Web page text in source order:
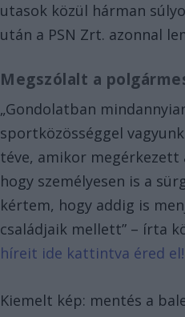
utasok közül hárman
után a PSN Zrt. azonnal
Megszólalt a
„Gondolatban
sportközösséggel
téve, amikor megérkezett
hogy személyesen is a
kértem, hogy addig is
családjaik mellett” – írta
híreit ide kattintva éred
Kiemelt kép: mentés a